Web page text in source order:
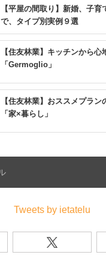
【平屋の間取り】新婚、子育
で、タイプ別実例９選
【住友林業】キッチンから心
「Germoglio」
【住友林業】おススメプラ
「家×暮らし」
Tweets by ietatelu